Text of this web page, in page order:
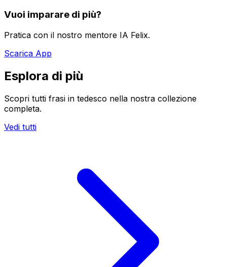
Vuoi imparare di più?
Pratica con il nostro mentore IA Felix.
Scarica App
Esplora di più
Scopri tutti frasi in tedesco nella nostra collezione
completa.
Vedi tutti